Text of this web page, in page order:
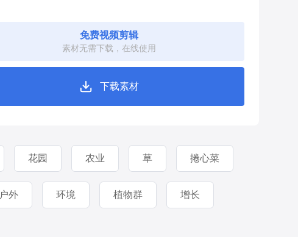
免费视频剪辑
素材无需下载，在线使用
下载素材
花园 农业 草 捲心菜
户外 环境 植物群 增长